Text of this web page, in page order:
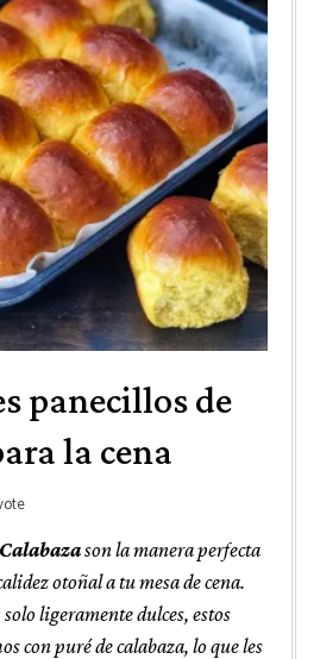
panecillos de
la cena
son la manera perfecta
otoñal a tu mesa de cena.
ligeramente dulces, estos
con puré de calabaza, lo que les